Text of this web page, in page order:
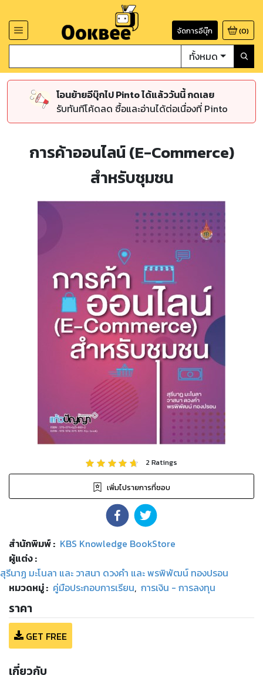
จัดการอีบุ๊ก (0)
ทั้งหมด
โอนย้ายอีบุ๊กไป Pinto ได้แล้ววันนี้ กดเลย
รับทันทีโค้ดลด ซื้อและอ่านได้ต่อเนื่องที่ Pinto
การค้าออนไลน์ (E-Commerce)
สำหรับชุมชน
2Ratings
เพิ่มไปรายการที่ชอบ
สำนักพิมพ์: KBS Knowledge BookStore
ผู้แต่ง :
สุรีนาฏ มะโนลา และ วาสนา ดวงคำ และ พรพิพัฒน์ ทองปรอน
หมวดหมู่: คู่มือประกอบการเรียน, การเงิน - การลงทุน
ราคา
GET FREE
เกี่ยวกับ